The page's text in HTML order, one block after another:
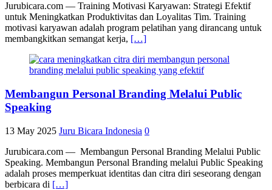
Jurubicara.com — Training Motivasi Karyawan: Strategi Efektif
untuk Meningkatkan Produktivitas dan Loyalitas Tim. Training
motivasi karyawan adalah program pelatihan yang dirancang untuk
membangkitkan semangat kerja, […]
Membangun Personal Branding Melalui Public
Speaking
13 May 2025 Juru Bicara Indonesia 0
Jurubicara.com — Membangun Personal Branding Melalui Public
Speaking. Membangun Personal Branding melalui Public Speaking
adalah proses memperkuat identitas dan citra diri seseorang dengan
berbicara di […]